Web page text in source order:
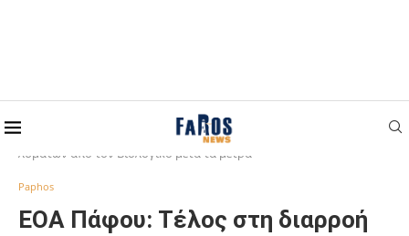
Home
ΕΟΑ Πάφου: Τέλος στη διαρροή
λυμάτων από τον Βιολογικό μετά τα μέτρα
Paphos
ΕΟΑ Πάφου: Τέλος στη διαρροή